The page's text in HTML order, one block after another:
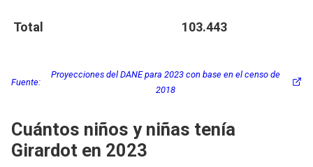
Total 103.443
Fuente:
Proyecciones del DANE para 2023 con base en el censo de
2018
Cuántos niños y niñas tenía
Girardot en 2023